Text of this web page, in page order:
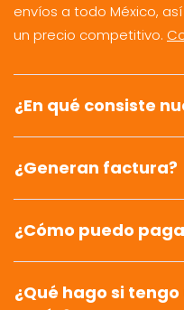
envíos a todo México,
un precio competitivo.
¿En qué consiste
¿Generan factura?
¿Cómo puedo
¿Qué hago si